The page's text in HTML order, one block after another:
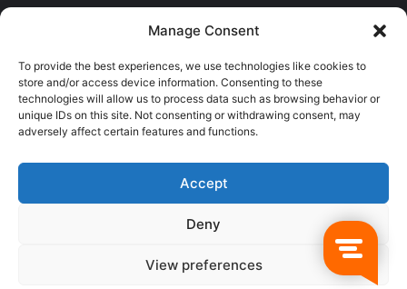
Manage Consent
To provide the best experiences, we use technologies like cookies to
store and/or access device information. Consenting to these
technologies will allow us to process data such as browsing behavior or
unique IDs on this site. Not consenting or withdrawing consent, may
adversely affect certain features and functions.
Accept
Deny
View preferences
© Copyright 2026, Todos los derechos reservados @Crucerum |
Facebook
TwitterYouTubeInstagram